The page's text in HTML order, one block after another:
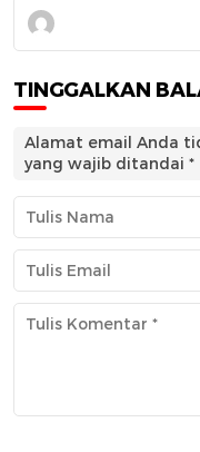
TINGGALKAN
Alamat email Anda
yang wajib ditandai *